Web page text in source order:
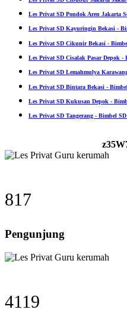
Les Privat SD Pondok Aren Jakarta
Les Privat SD Kayuringin Bekasi -
Les Privat SD Cikunir Bekasi -
Les Privat SD Cisalak Pasar Depok -
Les Privat SD Lemahmulya
Les Privat SD Bintara Bekasi -
Les Privat SD Kukusan Depok -
Les Privat SD Tangerang - Bimbel
817
Pengunjung
4119